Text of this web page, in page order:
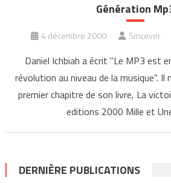
Génération
4 décembre 2000 Sincever
Daniel Ichbiah a écrit "Le MP3 est
révolution au niveau de la musique".
premier chapitre de son livre, La
editions 2000 Mille et
DERNIÈRE PUBLICATIONS